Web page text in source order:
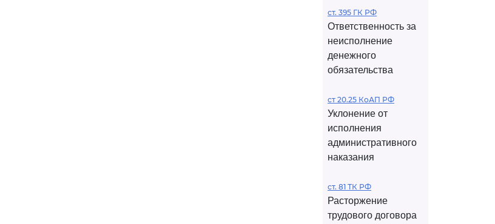
ст. 395 ГК РФ
Ответственность за
неисполнение
денежного
обязательства
ст 20.25 КоАП РФ
Уклонение от
исполнения
административного
наказания
ст. 81 ТК РФ
Расторжение
трудового договора